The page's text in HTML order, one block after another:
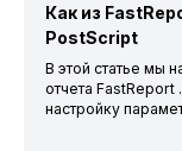
Как из
PostScript
В этой статье мы
отчета
настройку